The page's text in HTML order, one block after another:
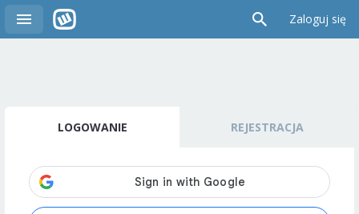
Zaloguj się
LOGOWANIE REJESTRACJA